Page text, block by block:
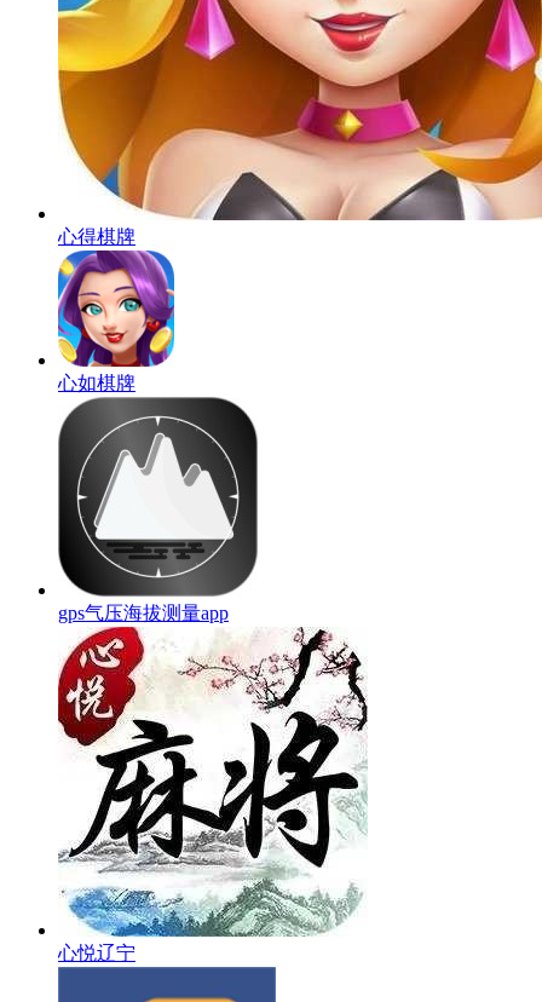
心得棋牌
心如棋牌
gps气压海拔测量app
心悦辽宁